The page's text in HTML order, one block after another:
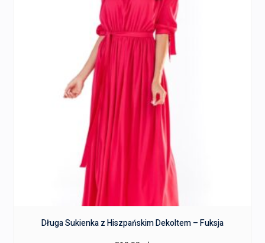
Długa Sukienka z Hiszpańskim Dekoltem – Fuksja